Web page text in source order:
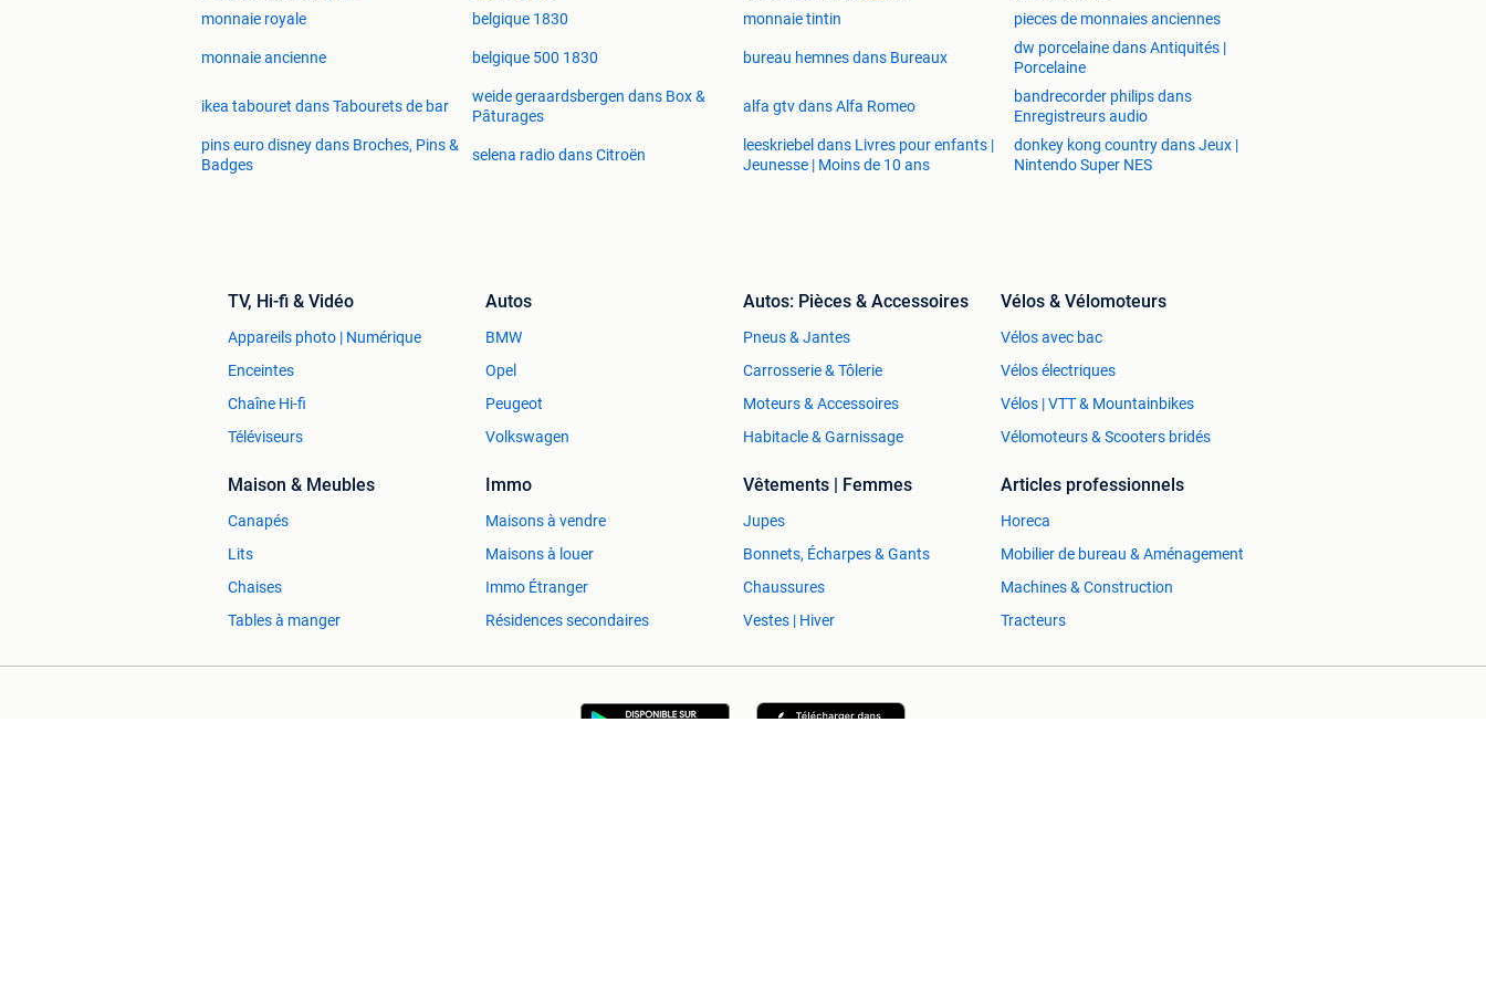
monnaie royale
belgique 1830 monnaie tintin pieces de monnaies anciennes
monnaie ancienne belgique 500 1830 bureau hemnes dans Bureaux
dw porcelaine dans Antiquités |
Porcelaine
ikea tabouret dans Tabourets de bar
weide geraardsbergen dans Box &
Pâturages
alfa gtv dans Alfa Romeo
bandrecorder philips dans
Enregistreurs audio
pins euro disney dans Broches, Pins &
Badges
selena radio dans Citroën
leeskriebel dans Livres pour enfants |
Jeunesse | Moins de 10 ans
donkey kong country dans Jeux |
Nintendo Super NES
TV, Hi-fi & Vidéo
Appareils photo | Numérique
Enceintes
Chaîne Hi-fi
Téléviseurs
Autos
BMW
Opel
Peugeot
Volkswagen
Autos: Pièces & Accessoires
Pneus & Jantes
Carrosserie & Tôlerie
Moteurs & Accessoires
Habitacle & Garnissage
Vélos & Vélomoteurs
Vélos avec bac
Vélos électriques
Vélos | VTT & Mountainbikes
Vélomoteurs & Scooters bridés
Maison & Meubles
Canapés
Lits
Chaises
Tables à manger
Immo
Maisons à vendre
Maisons à louer
Immo Étranger
Résidences secondaires
Vêtements | Femmes
Jupes
Bonnets, Écharpes & Gants
Chaussures
Vestes | Hiver
Articles professionnels
Horeca
Mobilier de bureau & Aménagement
Machines & Construction
Tracteurs